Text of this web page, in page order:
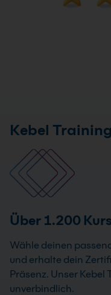
Kebel
Über 1.200
Wähle deinen
und erhalte dein
Präsenz. Unser
unverbindlich.